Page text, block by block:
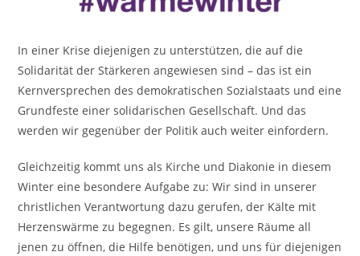
In einer Krise diejenigen zu unterstützen, die auf die
Solidarität der Stärkeren angewiesen sind – das ist ein
Kernversprechen des demokratischen Sozialstaats und eine
Grundfeste einer solidarischen Gesellschaft. Und das
werden wir gegenüber der Politik auch weiter einfordern.
Gleichzeitig kommt uns als Kirche und Diakonie in diesem
Winter eine besondere Aufgabe zu: Wir sind in unserer
christlichen Verantwortung dazu gerufen, der Kälte mit
Herzenswärme zu begegnen. Es gilt, unsere Räume all
jenen zu öffnen, die Hilfe benötigen, und uns für diejenigen